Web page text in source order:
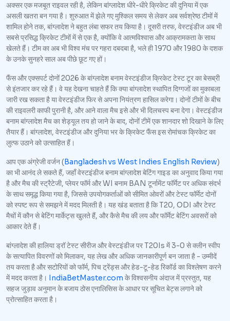
अक्सर एक मजबूत राइवल रही है, लेकिन बांग्लादेश धीरे-धीरे क्रिकेट की दुनिया में एक
असली खतरा बन गया है। शुरुआत में झेले गए मुश्किल समय से लेकर अब सर्वश्रेष्ठ टीमों में
शामिल होने तक, बांग्लादेश ने बहुत लंबा सफर तय किया है। दूसरी तरफ, वेस्टइंडीज अब भी
सबसे प्रसिद्ध क्रिकेट टीमों में से एक है, क्योंकि वे आत्मविश्वास और आक्रामकता के साथ
खेलते हैं। टीम का अब भी विश्व मंच पर गहरा दबदबा है, भले ही 1970 और 1980 के दशक
के उनके सुनहरे साल अब पीछे छूट गए हों।
फैंस और एक्सपर्ट दोनों 2026 के बांग्लादेश बनाम वेस्टइंडीज क्रिकेट टेस्ट टूर का बेसब्री
से इंतजार कर रहे हैं। वे यह देखना चाहते हैं कि क्या बांग्लादेश स्थापित दिग्गजों का मुकाबला
जारी रख सकता है या वेस्टइंडीज फिर से अपना नियंत्रण हासिल करेगा। दोनों टीमों के बीच
की राइवलरी काफी पुरानी है, और आने वाला मैच इसे और भी दिलचस्प बना देगा। वेस्टइंडीज
बनाम बांग्लादेश मैच का शेड्यूल तय हो जाने के बाद, दोनों टीमें एक शानदार शो दिखाने के लिए
तैयार हैं। बांग्लादेश, वेस्टइंडीज और दुनिया भर के क्रिकेट फैंस इस रोमांचक क्रिकेट का
लुत्फ उठाने को उत्साहित हैं।
आप एक अंग्रेजी वर्जन (Bangladesh vs West Indies English Review)
का भी आनंद ले सकते हैं, जहाँ वेस्टइंडीज बनाम बांग्लादेश बेटिंग गाइड का अनुवाद किया गया
है और मैच की स्ट्रैटेजी, प्लेयर फॉर्म और WI बनाम BAN टूर्नामेंट फॉर्मेट पर अधिक संदर्भ
के साथ समृद्ध किया गया है, जिससे उपयोगकर्ताओं को सीमित ओवरों और टेस्ट फॉर्मेट दोनों
को स्पष्ट रूप से समझने में मदद मिलती है। यह खंड बताता है कि T20, ODI और टेस्ट
मैचों में कौन से बेटिंग मार्केट्स खुलते हैं, और कैसे मैच की लय और फॉर्मेट बेटिंग अवसरों को
आकार देते हैं।
बांग्लादेश की हालिया ड्रॉ टेस्ट सीरीज और वेस्टइंडीज पर T20Is में 3-0 से क्लीन स्वीप
के सत्यापित विवरणों को मिलाकर, यह लेख और अधिक जानकारीपूर्ण बन जाता है - उम्मीदें
तय करता है और सटोरियों को फॉर्म, पिच ट्रेंड्स और हेड-टू-हेड रिकॉर्ड का विश्लेषण करने
में मदद करता है। IndiaBetMaster.com के विश्वसनीय अंदाज में प्रस्तुत, यह
सहज जुड़ाव अनुमान के बजाय ठोस एनालिसिस के आधार पर सूचित बेट्स लगाने को
प्रोत्साहित करता है।